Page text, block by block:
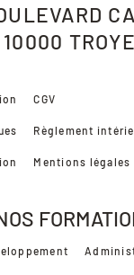
10000
CGV
Règlement
Mentions légales